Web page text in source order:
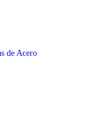
de Acero